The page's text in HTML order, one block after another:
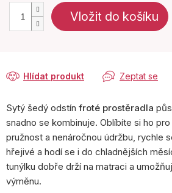
Vložit do košíku
Zeptat se
Hlídat produkt
Sytý šedý odstín froté prostěradla
snadno se kombinuje. Oblíbíte si ho
pružnost a nenáročnou údržbu, rychle
hřejivé a hodí se i do chladnějších
tunýlku dobře drží na matraci a
výměnu.